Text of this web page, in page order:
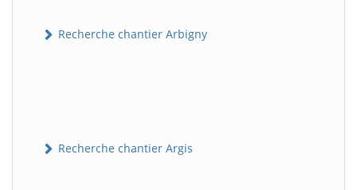
Recherche chantier Arbigny
Recherche chantier Argis